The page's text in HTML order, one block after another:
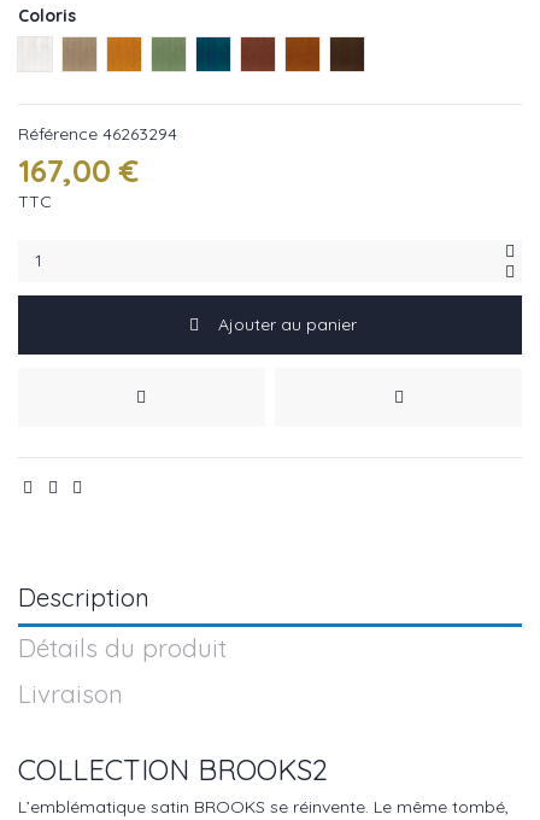
Coloris
Référence 46263294
167,00 €
TTC
Ajouter au panier
Description
Détails du produit
Livraison
COLLECTION BROOKS2
L’emblématique satin BROOKS se réinvente. Le même tombé,